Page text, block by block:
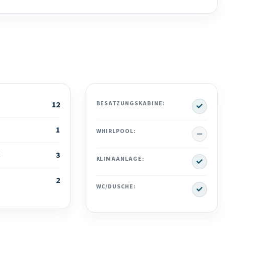
12
1
3
2
BESATZUNGSKABINE: Yes
WHIRLPOOL: No
KLIMAANLAGE: Yes
WC/DUSCHE: Yes